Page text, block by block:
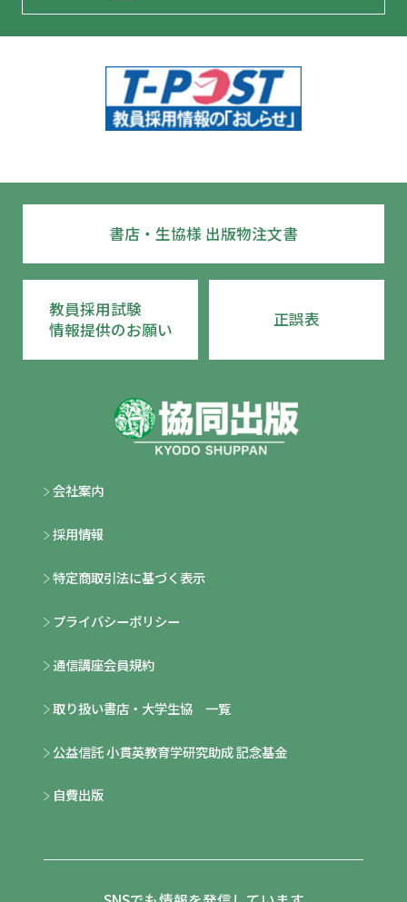
会社案内
採用情報
特定商取引法に基づく表示
プライバシーポリシー
通信講座会員規約
取り扱い書店・大学生協 一覧
公益信託 小貫英教育学研究助成 記念基金
自費出版
書店・生協様 出版物注文書
教員採用試験
情報提供のお願い
正誤表